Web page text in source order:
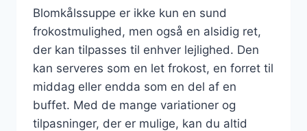
Blomkålssuppe er ikke kun en sund
frokostmulighed, men også en alsidig ret,
der kan tilpasses til enhver lejlighed. Den
kan serveres som en let frokost, en forret til
middag eller endda som en del af en
buffet. Med de mange variationer og
tilpasninger, der er mulige, kan du altid